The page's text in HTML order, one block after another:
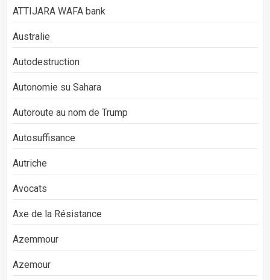
ATTIJARA WAFA bank
Australie
Autodestruction
Autonomie su Sahara
Autoroute au nom de Trump
Autosuffisance
Autriche
Avocats
Axe de la Résistance
Azemmour
Azemour